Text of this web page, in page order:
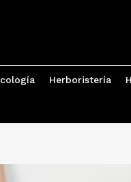
Herboristería